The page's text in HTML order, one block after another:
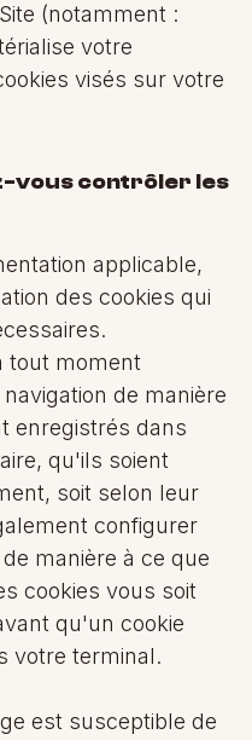
(notamment :
votre
visés sur votre
contrôler les
applicable,
des cookies qui
tout moment
de manière
enregistrés dans
qu'ils soient
soit selon leur
configurer
manière à ce que
cookies vous soit
qu'un cookie
votre terminal.
est susceptible de